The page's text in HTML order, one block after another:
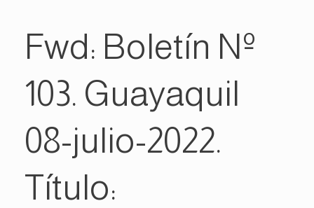
Fwd: Boletín Nº
103. Guayaquil
08-julio-2022.
Título: